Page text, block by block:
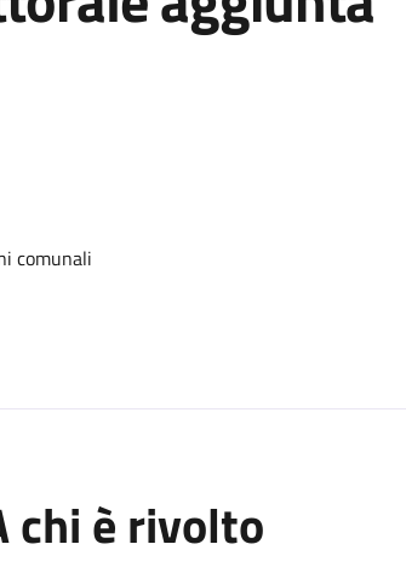
comunali
chi è rivolto